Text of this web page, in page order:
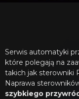
Serwis automatyki
które polegają na
takich jak sterowniki
Naprawa
szybkiego